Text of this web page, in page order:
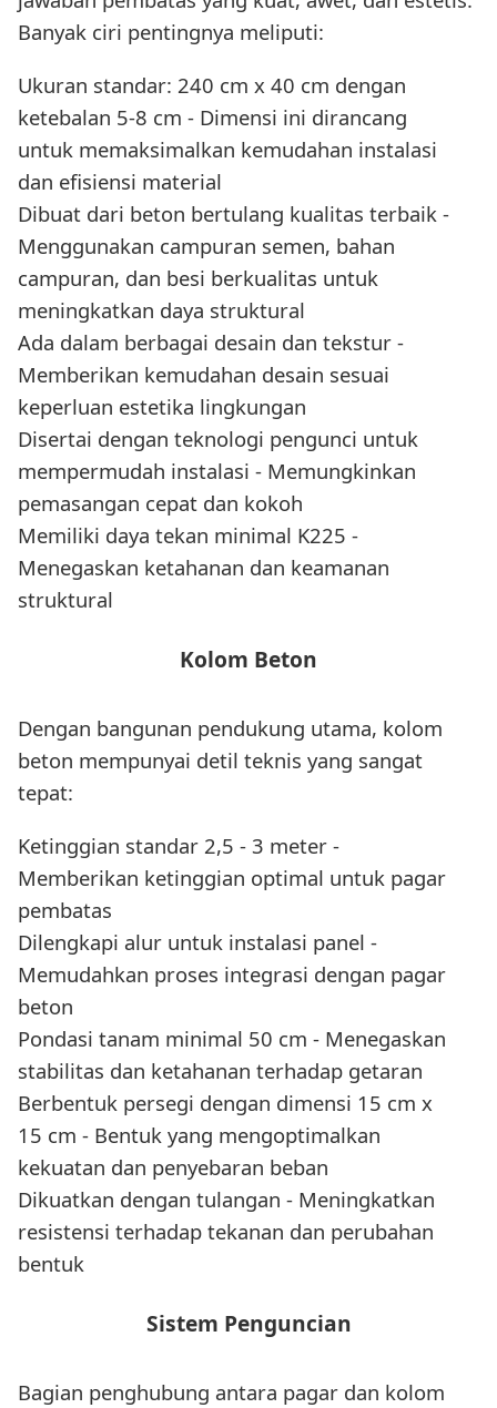
Banyak ciri pentingnya meliputi:
Ukuran standar: 240 cm x 40 cm dengan
ketebalan 5-8 cm - Dimensi ini dirancang
untuk memaksimalkan kemudahan instalasi
dan efisiensi material
Dibuat dari beton bertulang kualitas terbaik -
Menggunakan campuran semen, bahan
campuran, dan besi berkualitas untuk
meningkatkan daya struktural
Ada dalam berbagai desain dan tekstur -
Memberikan kemudahan desain sesuai
keperluan estetika lingkungan
Disertai dengan teknologi pengunci untuk
mempermudah instalasi - Memungkinkan
pemasangan cepat dan kokoh
Memiliki daya tekan minimal K225 -
Menegaskan ketahanan dan keamanan
struktural
Kolom Beton
Dengan bangunan pendukung utama, kolom
beton mempunyai detil teknis yang sangat
tepat:
Ketinggian standar 2,5 - 3 meter -
Memberikan ketinggian optimal untuk pagar
pembatas
Dilengkapi alur untuk instalasi panel -
Memudahkan proses integrasi dengan pagar
beton
Pondasi tanam minimal 50 cm - Menegaskan
stabilitas dan ketahanan terhadap getaran
Berbentuk persegi dengan dimensi 15 cm x
15 cm - Bentuk yang mengoptimalkan
kekuatan dan penyebaran beban
Dikuatkan dengan tulangan - Meningkatkan
resistensi terhadap tekanan dan perubahan
bentuk
Sistem Penguncian
Bagian penghubung antara pagar dan kolom